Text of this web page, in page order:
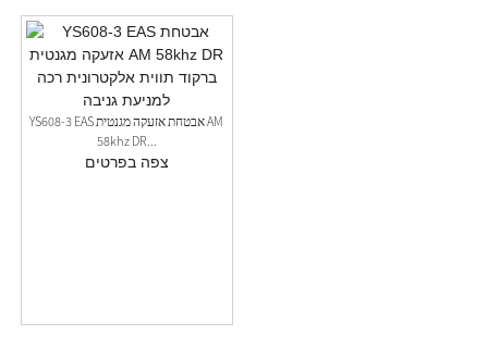
YS608-3 EAS אבטחת אזעקה מגנטית AM
58khz DR...
צפה בפרטים